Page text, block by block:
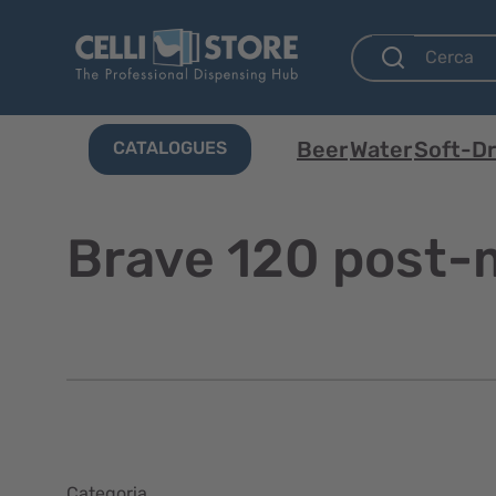
CATALOGUES BeerWaterSoft-
Brave 120 post-